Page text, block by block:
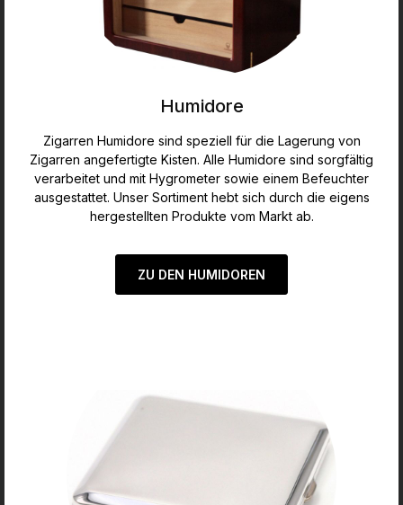
Humidore
Zigarren Humidore sind speziell für die Lagerung von
Zigarren angefertigte Kisten. Alle Humidore sind sorgfältig
verarbeitet und mit Hygrometer sowie einem Befeuchter
ausgestattet. Unser Sortiment hebt sich durch die eigens
hergestellten Produkte vom Markt ab.
ZU DEN HUMIDOREN